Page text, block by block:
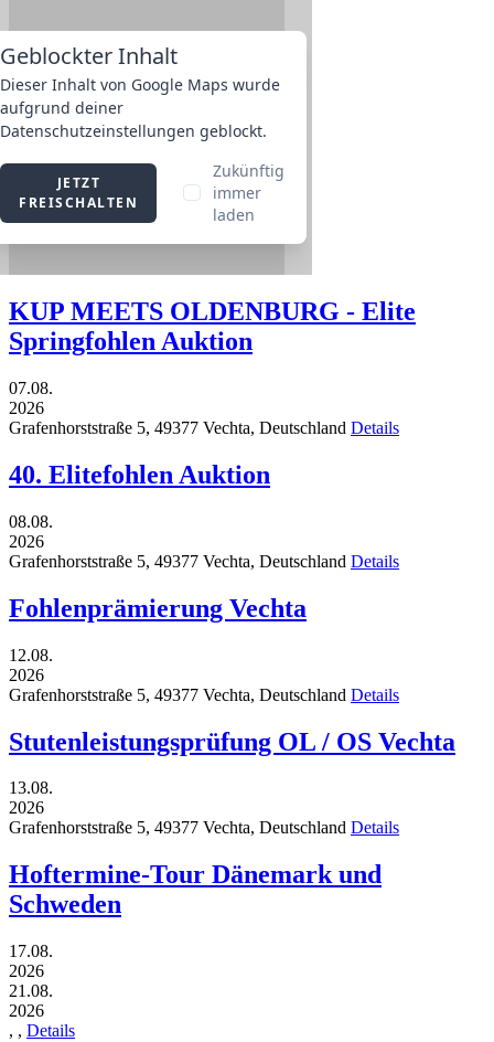
KUP MEETS OLDENBURG - Elite
Springfohlen Auktion
07.08.
2026
Grafenhorststraße 5, 49377 Vechta, Deutschland Details
40. Elitefohlen Auktion
08.08.
2026
Grafenhorststraße 5, 49377 Vechta, Deutschland Details
Fohlenprämierung Vechta
12.08.
2026
Grafenhorststraße 5, 49377 Vechta, Deutschland Details
Stutenleistungsprüfung OL / OS Vechta
13.08.
2026
Grafenhorststraße 5, 49377 Vechta, Deutschland Details
Hoftermine-Tour Dänemark und
Schweden
17.08.
2026
21.08.
2026
, , Details